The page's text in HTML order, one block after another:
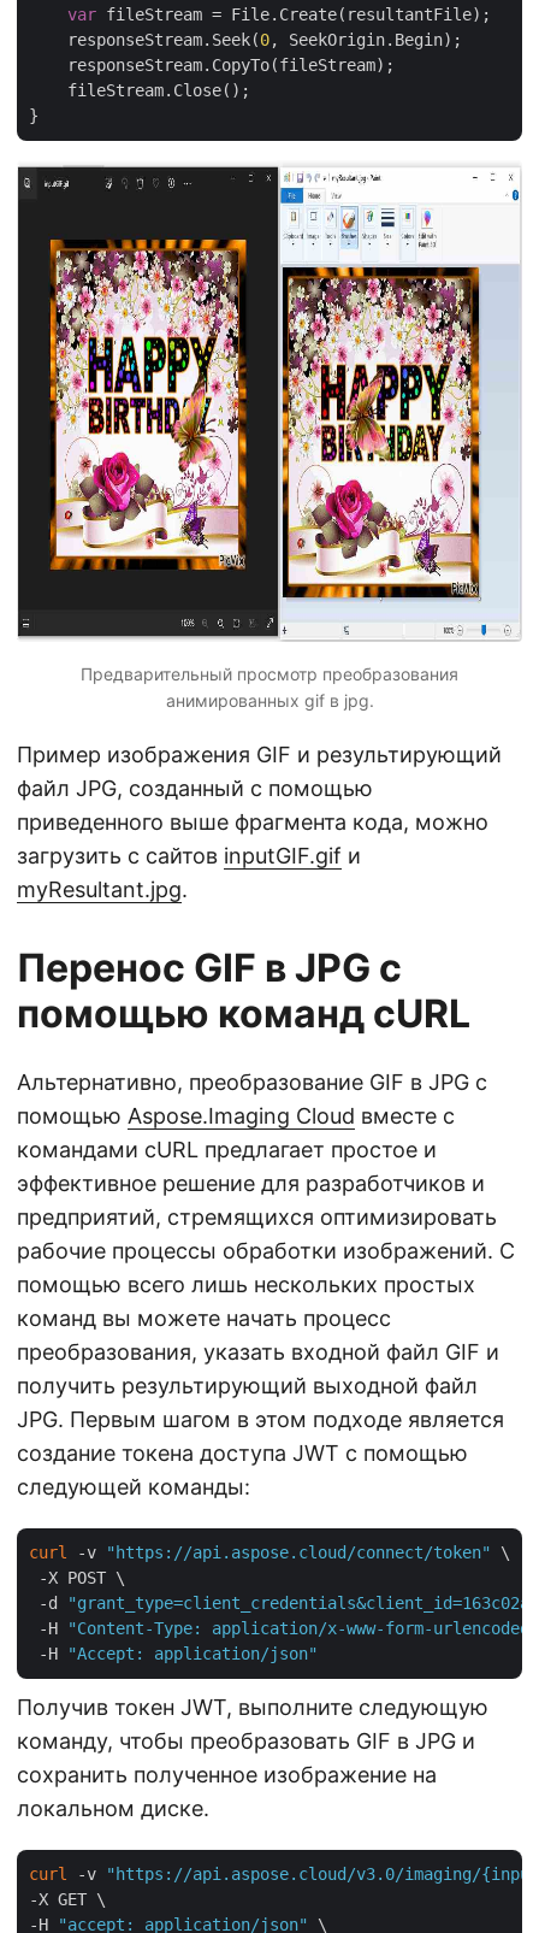
var fileStream = File.Create(resultantFile);
    responseStream.Seek(
0, SeekOrigin.Begin);
    responseStream.CopyTo(fileStream);
    fileStream.Close();
Предварительный просмотр преобразования
анимированных gif в jpg.
Пример изображения GIF и результирующий
файл JPG, созданный с помощью
приведенного выше фрагмента кода, можно
загрузить с сайтов inputGIF.gif и
myResultant.jpg.
Перенос GIF в JPG с
помощью команд cURL
Альтернативно, преобразование GIF в JPG с
помощью Aspose.Imaging Cloud вместе с
командами cURL предлагает простое и
эффективное решение для разработчиков и
предприятий, стремящихся оптимизировать
рабочие процессы обработки изображений. С
помощью всего лишь нескольких простых
команд вы можете начать процесс
преобразования, указать входной файл GIF и
получить результирующий выходной файл
JPG. Первым шагом в этом подходе является
создание токена доступа JWT с помощью
следующей команды:
curl -v "https://api.aspose.cloud/connect/token"
\
-X POST \
-d
-H
"Content-Type: application/x-www-form-urlencoded"
-H
"Accept: application/json"
Получив токен JWT, выполните следующую
команду, чтобы преобразовать GIF в JPG и
сохранить полученное изображение на
локальном диске.
curl -v
"https://api.aspose.cloud/v3.0/imaging/
-X GET \
-H
"accept: application/json" \